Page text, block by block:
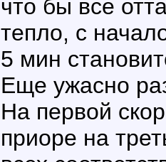
что бы все
тепло, с
5 мин
Еще ужасно
На первой
приоре на